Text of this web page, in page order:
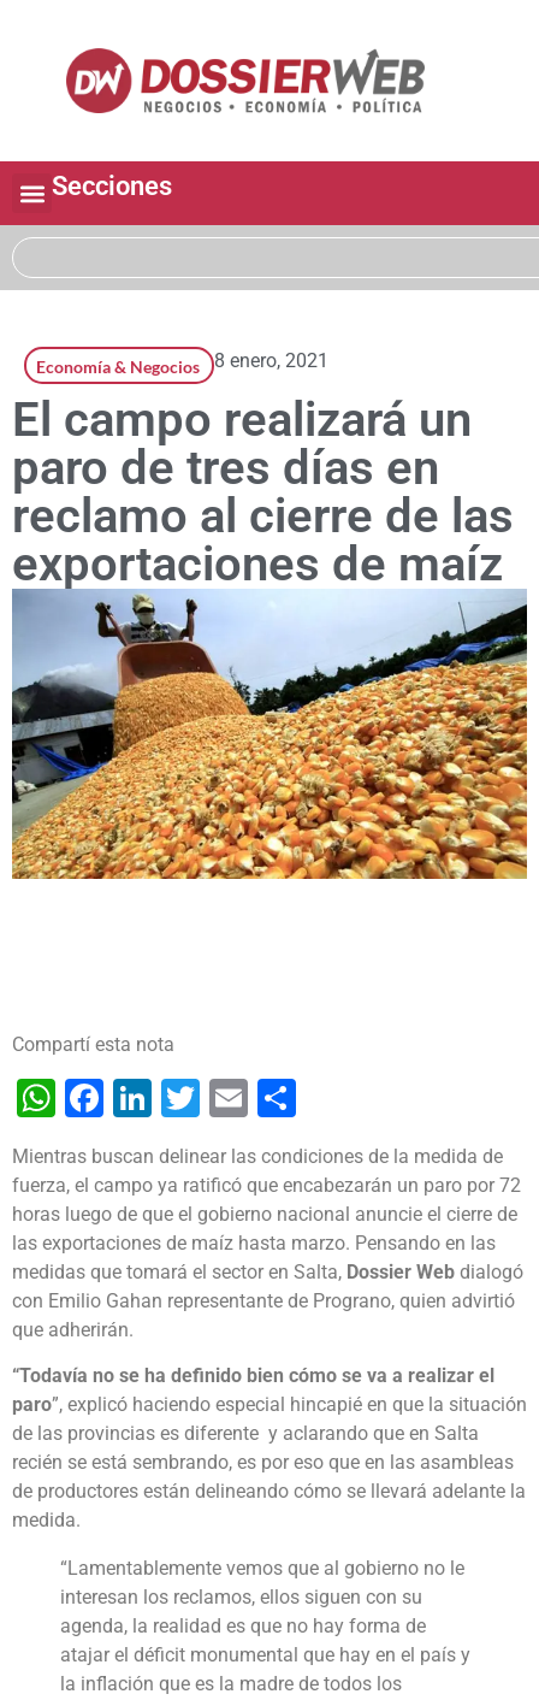
Secciones
Economía & Negocios 8 enero, 2021
El campo realizará un
paro de tres días en
reclamo al cierre de las
exportaciones de maíz
Compartí esta nota
WhatsApp
Facebook
LinkedIn
Twitter
Email
Mientras buscan delinear las condiciones de la medida de
fuerza, el campo ya ratificó que encabezarán un paro por 72
horas luego de que el gobierno nacional anuncie el cierre de
las exportaciones de maíz hasta marzo. Pensando en las
medidas que tomará el sector en Salta, Dossier Web dialogó
con Emilio Gahan representante de Prograno, quien advirtió
que adherirán.
“Todavía no se ha definido bien cómo se va a realizar el
paro”, explicó haciendo especial hincapié en que la situación
de las provincias es diferente y aclarando que en Salta
recién se está sembrando, es por eso que en las asambleas
de productores están delineando cómo se llevará adelante la
medida.
“Lamentablemente vemos que al gobierno no le
interesan los reclamos, ellos siguen con su
agenda, la realidad es que no hay forma de
atajar el déficit monumental que hay en el país y
la inflación que es la madre de todos los